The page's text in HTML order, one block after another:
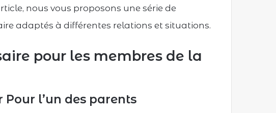
nous vous proposons une série de
adaptés à différentes relations et situations.
pour les membres de la
Pour l’un des parents